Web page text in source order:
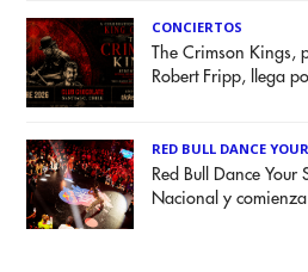
CONCIERTOS
The Crimson Kings,
Robert Fripp, llega
RED BULL DANCE
Red Bull Dance Your
Nacional y